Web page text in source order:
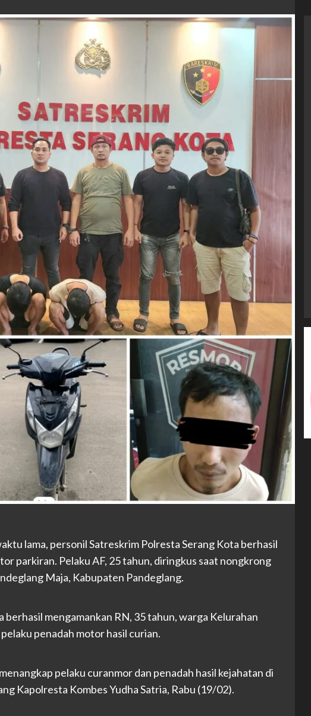
lama, personil Satreskrim Polresta Serang Kota berhasil
parkiran. Pelaku AF, 25 tahun, diringkus saat nongkrong
Maja, Kabupaten Pandeglang.
berhasil mengamankan RN, 35 tahun, warga Kelurahan
penadah motor hasil curian.
pelaku curanmor dan penadah hasil kejahatan di
Kapolresta Kombes Yudha Satria, Rabu (19/02).